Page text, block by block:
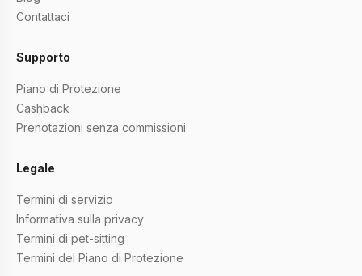
Contattaci
Supporto
Piano di Protezione
Cashback
Prenotazioni senza commissioni
Legale
Termini di servizio
Informativa sulla privacy
Termini di pet-sitting
Termini del Piano di Protezione